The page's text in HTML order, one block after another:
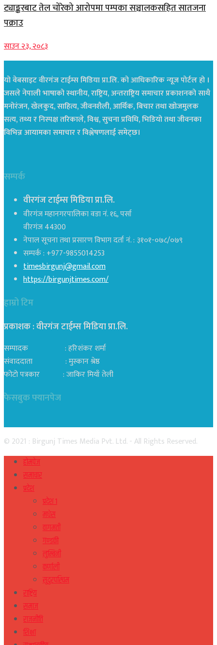
ट्याङ्करबाट तेल चोरेको आरोपमा पम्पका सञ्चालकसहित सातजना
पक्राउ
साउन २३, २०८३
यो वेबसाइट वीरगंज टाईम्स मिडिया प्रा.लि. को आधिकारिक न्यूज पोर्टल हो ।
जसले नेपाली भाषाको स्थानीय, राष्ट्रिय, अन्तराष्ट्रिय समाचार प्रकाशनको साथै
मनोरंजन, खेलकुद, साहित्य, जीवनशैली, आर्थिक, बिचार तथा खोजमुलक
सत्य, तथ्य र निस्पक्ष तरिकाले, विश्व, सुचना प्रविधि, भिडियो तथा जीवनका
विभिन्न आयामका समाचार र विश्लेषणलाई समेट्छ।
सम्पर्क
वीरगंज टाईम्स मिडिया प्रा.लि.
वीरगंज महानगरपालिका वडा नं. १६, पर्सा
वीरगंज 44300
नेपाल सूचना तथा प्रसारण विभाग दर्ता नं. : ३१०१-०७८/०७९
सम्पर्क : +977-9855014253
timesbirgunj@gmail.com
https://birgunjtimes.com/
हाम्रो टिम
प्रकाशक : वीरगंज टाईम्स मिडिया प्रा‍.लि.
सम्पादक : हरिशंकर शर्मा
संवाददाता : मुस्कान श्रेष्ठ
फोटो पत्रकार : जाकिर मियाँ तेली
फेसबुक फ्यानपेज
© 2021 : Birgunj Times Media Pvt. Ltd. - All Rights Reserved.
होमपेज
समाचार
प्रदेश
प्रदेश १
मधेस
वागमती
गण्डकी
लुम्बिनी
कर्णाली
सुदुरपस्चिम
राष्ट्रिय
समाज
राजनीति
शिक्षा